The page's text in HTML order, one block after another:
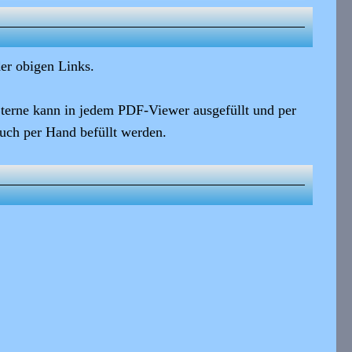
obigen Links.
kann in jedem PDF-Viewer ausgefüllt und per
per Hand befüllt werden.